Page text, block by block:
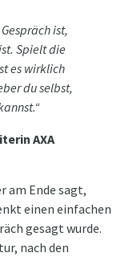
ist,
Spielt die
es wirklich
du selbst,
AXA
am Ende sagt,
einen einfachen
gesagt wurde.
nach den